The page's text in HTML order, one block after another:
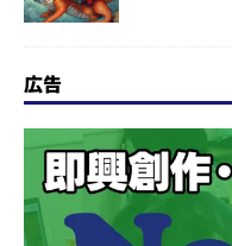
広告